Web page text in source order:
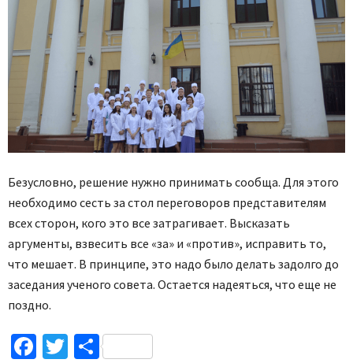
Безусловно, решение нужно принимать сообща. Для этого
необходимо сесть за стол переговоров представителям
всех сторон, кого это все затрагивает. Высказать
аргументы, взвесить все «за» и «против», исправить то,
что мешает. В принципе, это надо было делать задолго до
заседания ученого совета. Остается надеяться, что еще не
поздно.
Facebook
TwitterПоділитися